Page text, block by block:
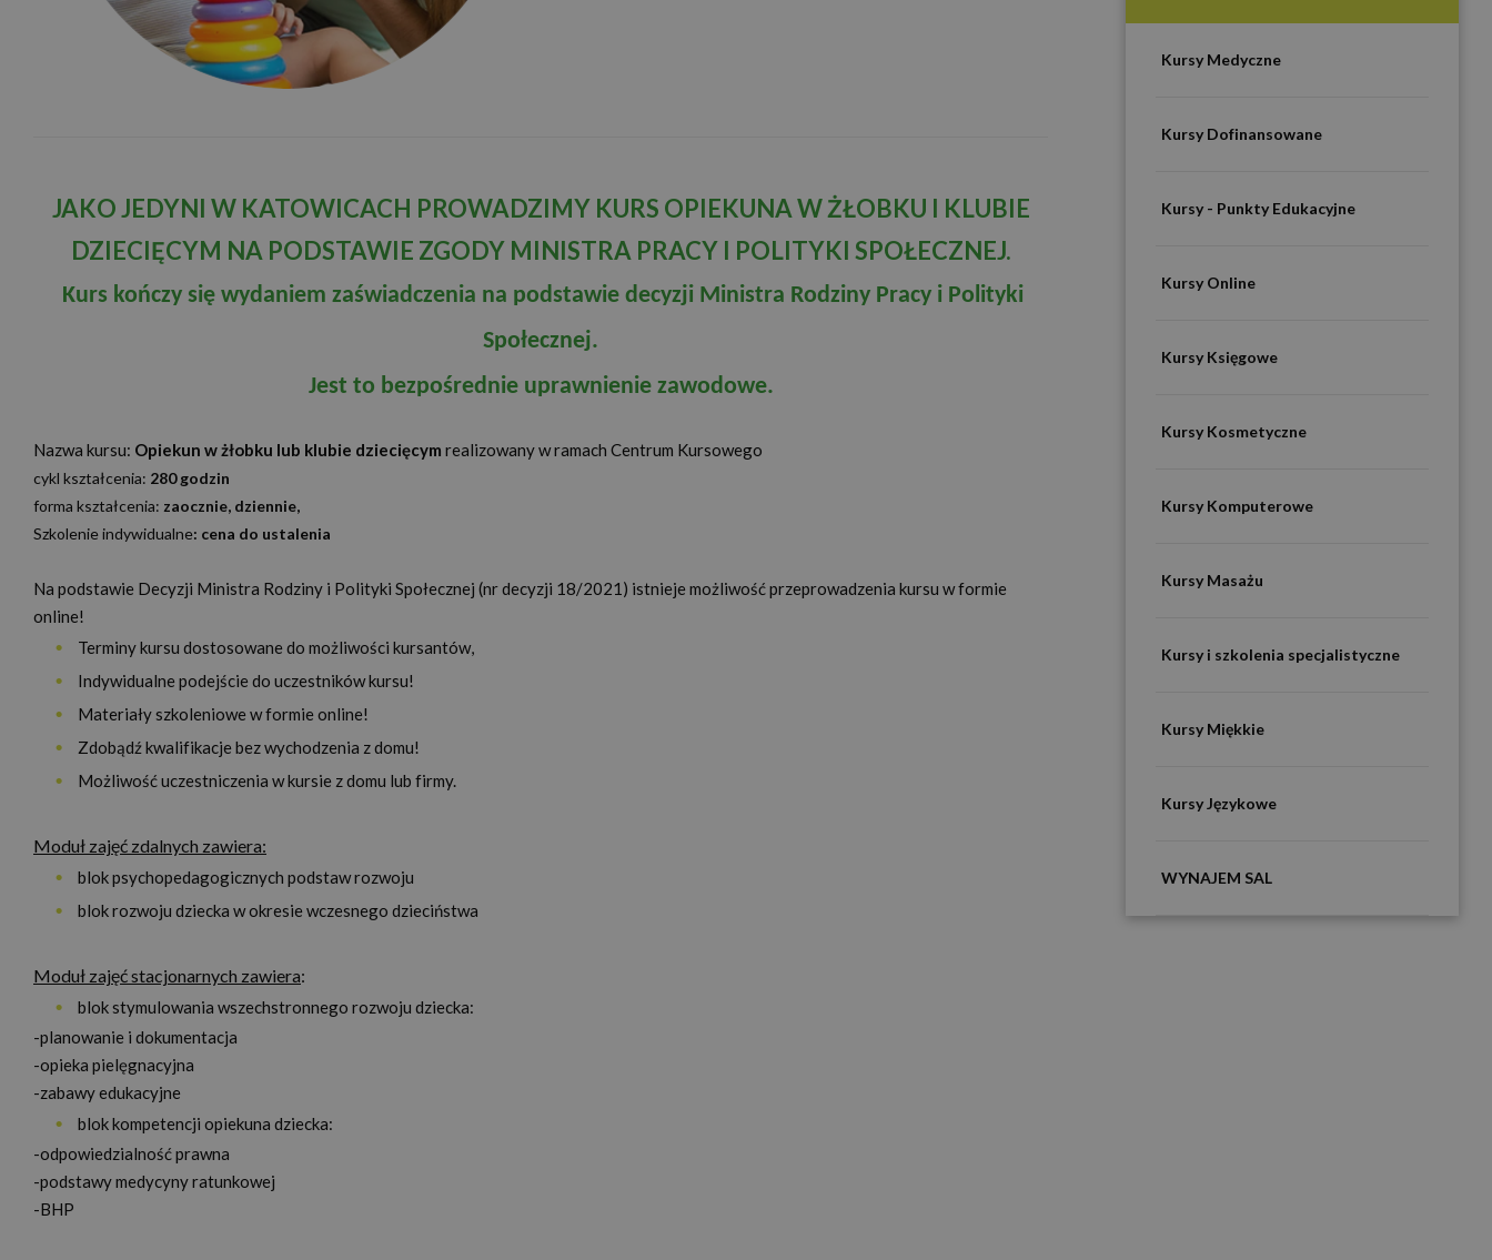
JAKO JEDYNI W KATOWICACH PROWADZIMY KURS OPIEKUNA W ŻŁOBKU I KLUBIE
DZIECIĘCYM NA PODSTAWIE ZGODY MINISTRA PRACY I POLITYKI SPOŁECZNEJ.
Kurs kończy się wydaniem zaświadczenia na podstawie decyzji Ministra Rodziny Pracy i Polityki
Społecznej.
Jest to bezpośrednie uprawnienie zawodowe.
Nazwa kursu: Opiekun w żłobku lub klubie dziecięcym realizowany w ramach Centrum Kursowego
cykl kształcenia: 280 godzin
forma kształcenia: zaocznie, dziennie,
Szkolenie indywidualne: cena do ustalenia
Na podstawie Decyzji Ministra Rodziny i Polityki Społecznej (nr decyzji 18/2021) istnieje możliwość przeprowadzenia kursu w formie
online!
Terminy kursu dostosowane do możliwości kursantów,
Indywidualne podejście do uczestników kursu!
Materiały szkoleniowe w formie online!
Zdobądź kwalifikacje bez wychodzenia z domu!
Możliwość uczestniczenia w kursie z domu lub firmy.
Moduł zajęć zdalnych zawiera:
blok psychopedagogicznych podstaw rozwoju
blok rozwoju dziecka w okresie wczesnego dzieciństwa
Moduł zajęć stacjonarnych zawiera:
blok stymulowania wszechstronnego rozwoju dziecka:
-planowanie i dokumentacja
-opieka pielęgnacyjna
-zabawy edukacyjne
blok kompetencji opiekuna dziecka:
-odpowiedzialność prawna
-podstawy medycyny ratunkowej
-BHP
Kursy Medyczne
Kursy Dofinansowane
Kursy - Punkty Edukacyjne
Kursy Online
Kursy Księgowe
Kursy Kosmetyczne
Kursy Komputerowe
Kursy Masażu
Kursy i szkolenia specjalistyczne
Kursy Miękkie
Kursy Językowe
WYNAJEM SAL